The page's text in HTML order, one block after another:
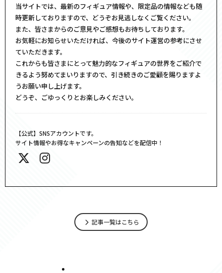
当サイトでは、最新のフィギュア情報や、限定品の情報なども随
時更新しておりますので、どうぞお見逃しなくご覧ください。
また、皆さまからのご意見やご感想もお待ちしております。
お気軽にお知らせいただければ、今後のサイト運営の参考にさせ
ていただきます。
これからも皆さまにとって魅力的なフィギュアの世界をご紹介で
きるよう努めてまいりますので、引き続きのご愛顧を賜りますよ
うお願い申し上げます。
どうぞ、ごゆっくりとお楽しみください。
【公式】SNSアカウントです。
サイト情報やお得なキャンペーンの告知などを配信中！
記事一覧はこちら